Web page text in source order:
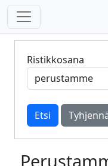
Ristikkosana